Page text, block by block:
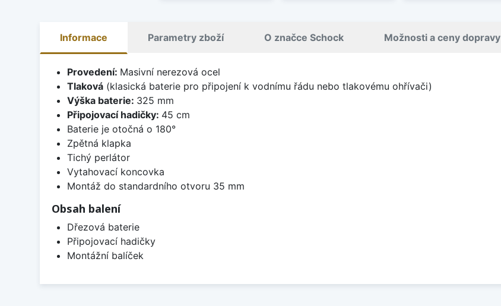
Informace Parametry zboží O značce Schock Možnosti a ceny dopravy
Provedení: Masivní nerezová ocel
Tlaková(klasická baterie pro připojení k vodnímu řádu nebo tlakovému ohřívači)
Výška baterie: 325 mm
Připojovací hadičky: 45 cm
Baterie je otočná o 180°
Zpětná klapka
Tichý perlátor
Vytahovací koncovka
Montáž do standardního otvoru 35 mm
Obsah balení
Dřezová baterie
Připojovací hadičky
Montážní balíček